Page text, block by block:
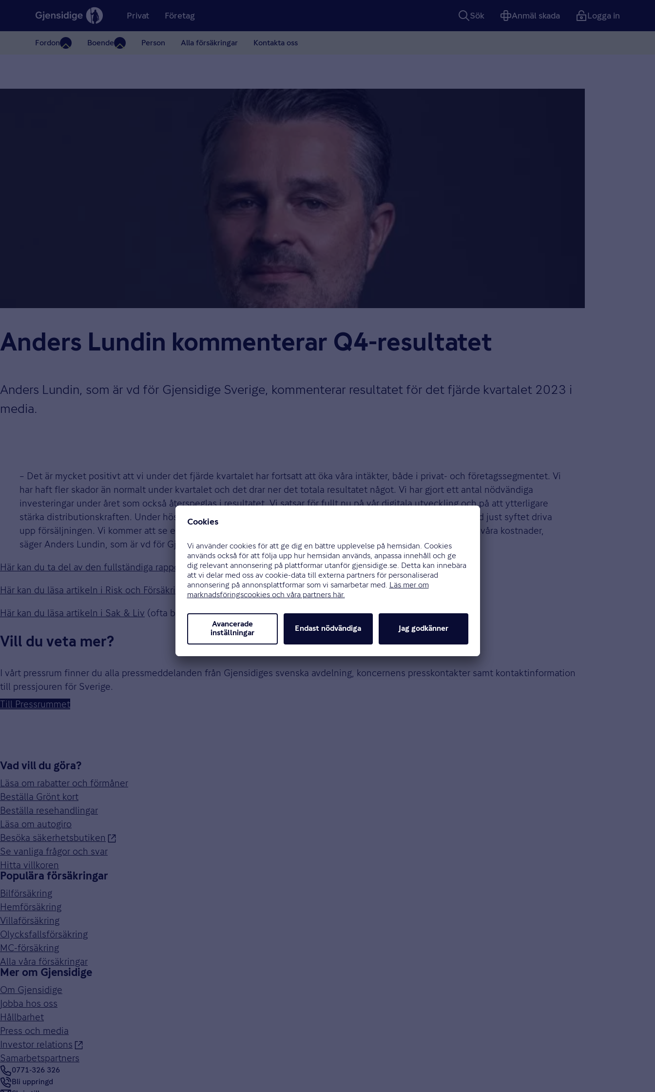
Privat
Fordon Boende Person Alla försäkringar Kontakta oss
Företag Sök Anmäl skada Logga in
Anders Lundin kommenterar Q4-resultatet
Anders Lundin, som är vd för Gjensidige Sverige, kommenterar resultatet för det fjärde kvartalet 2023 i
media.
– Det är mycket positivt att vi under det fjärde kvartalet har fortsatt att öka våra intäkter, både i privat- och företagssegmentet. Vi
har haft fler skador än normalt under kvartalet och det drar ner det totala resultatet något. Vi har gjort ett antal nödvändiga
investeringar under året som också återspeglas i resultatet. Vi satsar för fullt nu på vår digitala utveckling och på att ytterligare
stärka distributionskraften. Under hösten startade vi ett helt nytt kontor i Gävle med ett tjugotal anställda med just syftet driva
upp försäljningen. Vi kommer att se effekter av den satsningen framöver, men isolerat i kvartalet drar den upp våra kostnader,
säger Anders Lundin, som är vd för Gjensidiges svenska verksamhet, till tidningen Risk och Försäkring.
Här kan du ta del av den fullständiga rapporten för det fjärde kvartalet 2023.
Här kan du läsa artikeln i Risk och Försäkring (ofta betallänk).
Här kan du läsa artikeln i Sak & Liv (ofta betallänk).
Vill du veta mer?
I vårt pressrum finner du alla pressmeddelanden från Gjensidiges svenska avdelning, koncernens presskontakter samt kontaktinformation
till pressjouren för Sverige.
Till Pressrummet
Vad vill du göra?
Läsa om rabatter och förmåner
Beställa Grönt kort
Beställa resehandlingar
Läsa om autogiro
Besöka säkerhetsbutiken
Se vanliga frågor och svar
Hitta villkoren
Populära försäkringar
Bilförsäkring
Hemförsäkring
Villaförsäkring
Olycksfallsförsäkring
MC-försäkring
Alla våra försäkringar
Mer om Gjensidige
Om Gjensidige
Jobba hos oss
Hållbarhet
Press och media
Investor relations
Samarbetspartners
0771-326 326
Bli uppringd